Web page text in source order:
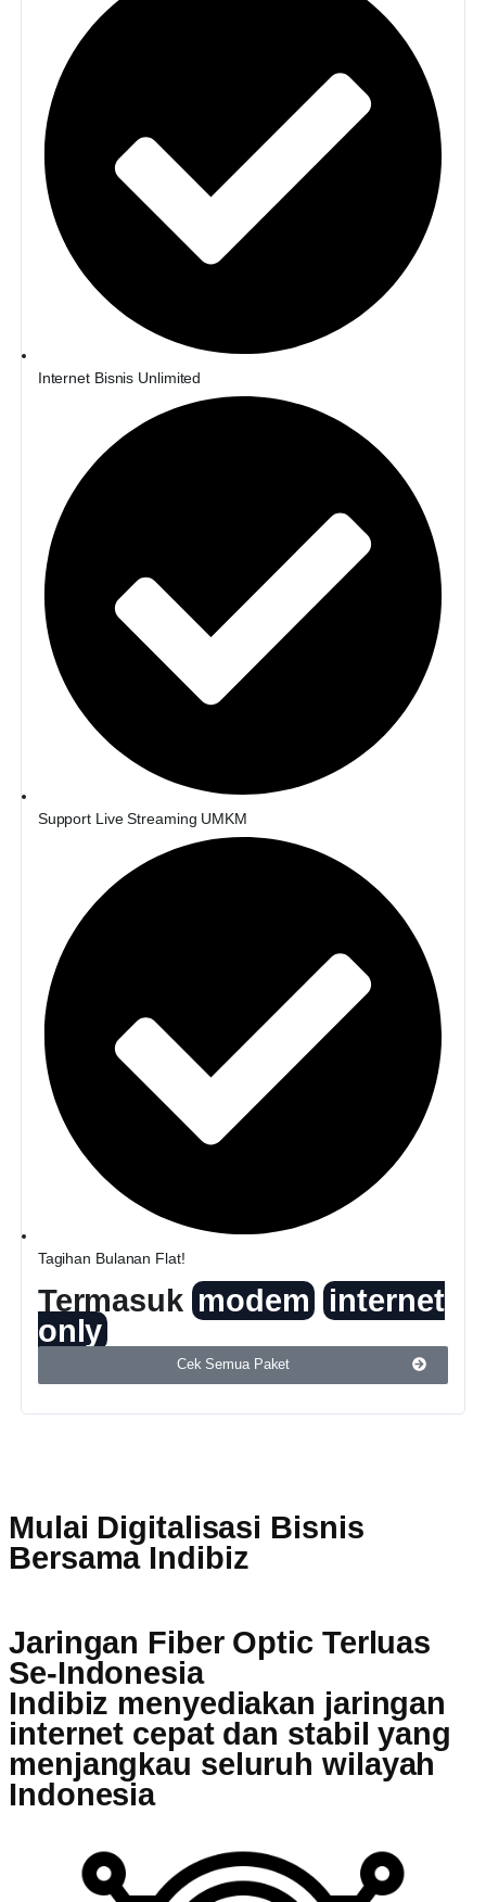
Internet Bisnis Unlimited
Support Live Streaming UMKM
Tagihan Bulanan Flat!
Termasuk modem
internet
only
Cek Semua Paket
Mulai Digitalisasi Bisnis
Bersama Indibiz
Jaringan Fiber Optic Terluas
Se-Indonesia
Indibiz menyediakan jaringan
internet cepat dan stabil yang
menjangkau seluruh wilayah
Indonesia